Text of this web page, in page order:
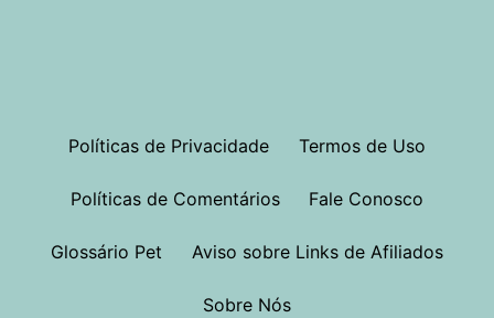
Políticas de Privacidade Termos de Uso
Políticas de Comentários Fale Conosco
Glossário Pet Aviso sobre Links de Afiliados
Sobre Nós